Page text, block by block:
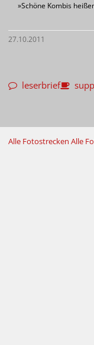
»Schöne Kombis
27.10.2011
leserbrief
Alle Fotostrecken Alle